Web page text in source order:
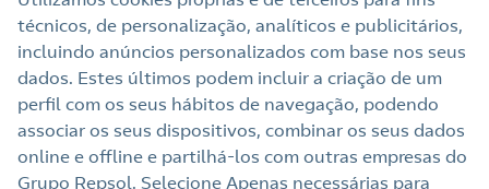
Sala de imprensa
Nota legal
Política de privacidade
técnicos, de personalização, analíticos e publicitários,
incluindo anúncios personalizados com base nos seus
dados. Estes últimos podem incluir a criação de um
perfil com os seus hábitos de navegação, podendo
associar os seus dispositivos, combinar os seus dados
online e offline e partilhá‑los com outras empresas do
Grupo Repsol. Selecione Apenas necessárias para